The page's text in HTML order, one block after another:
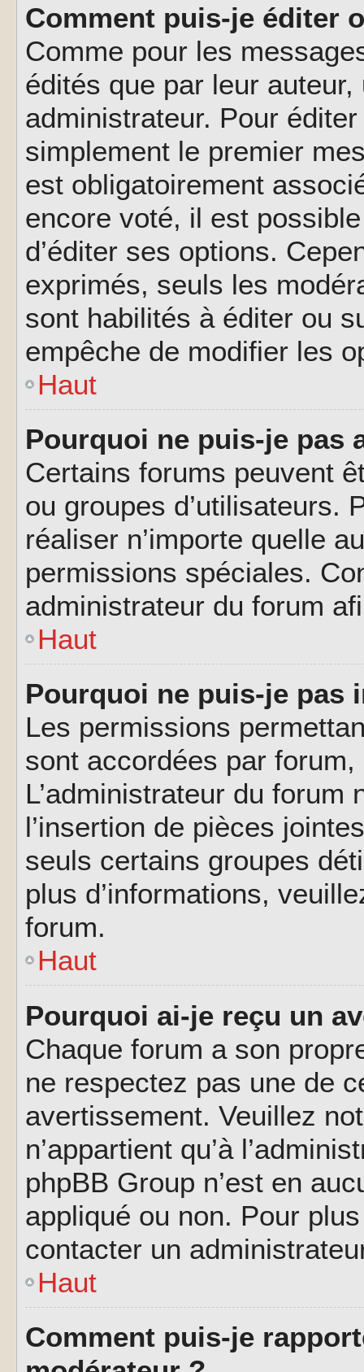
Comment puis-je éditer
Comme pour les
édités que par leur
administrateur. Pour
simplement le premier
est obligatoirement
encore voté, il est
d’éditer ses options.
exprimés, seuls les
sont habilités à éditer ou
empêche de modifier les
Haut
Pourquoi ne puis-je pas
Certains forums peuvent
ou groupes d’utilisateurs.
réaliser n’importe quelle
permissions spéciales.
administrateur du forum
Haut
Pourquoi ne puis-je pas
Les permissions
sont accordées par
L’administrateur du forum
l’insertion de pièces
seuls certains groupes
plus d’informations,
forum.
Haut
Pourquoi ai-je reçu un
Chaque forum a son
ne respectez pas une de
avertissement. Veuillez
n’appartient qu’à
phpBB Group n’est en
appliqué ou non. Pour
contacter un
Haut
Comment puis-je